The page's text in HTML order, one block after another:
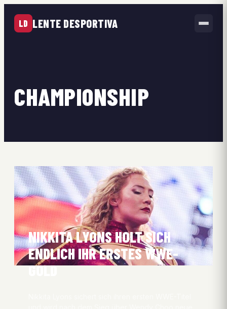
LD LENTE DESPORTIVA
CHAMPIONSHIP
NIKKITA LYONS HOLT SICH
ENDLICH IHR ERSTES WWE-
GOLD